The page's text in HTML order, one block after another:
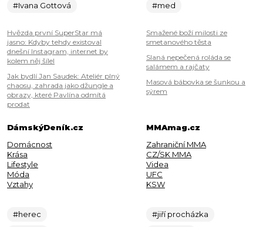
#Ivana Gottová
Hvězda první SuperStar má
jasno: Kdyby tehdy existoval
dnešní Instagram, internet by
kolem něj šílel
Jak bydlí Jan Saudek: Ateliér plný
chaosu, zahrada jako džungle a
obrazy, které Pavlína odmítá
prodat
#med
Smažené boží milosti ze
smetanového těsta
Slaná nepečená roláda se
salámem a rajčaty
Masová bábovka se šunkou a
sýrem
DámskýDeník.cz
Domácnost
Krása
Lifestyle
Móda
Vztahy
#herec
MMAmag.cz
Zahraniční MMA
CZ/SK MMA
Videa
UFC
KSW
#jiří procházka